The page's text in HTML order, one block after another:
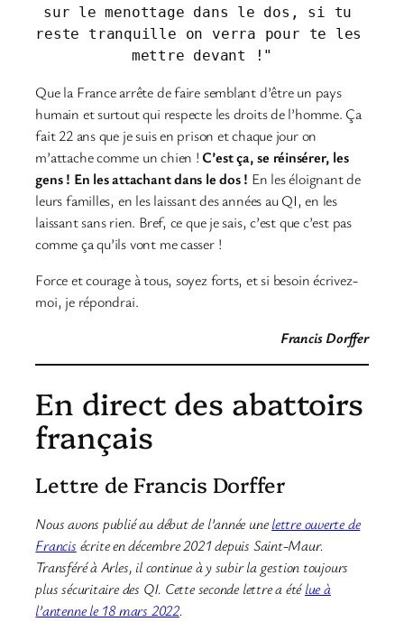
sur le menottage dans le dos, si tu
reste tranquille on verra pour te les
mettre devant !"
Que la France arrête de faire semblant d’être un pays
humain et surtout qui respecte les droits de l’homme. Ça
fait 22 ans que je suis en prison et chaque jour on
m’attache comme un chien !C’est ça, se réinsérer, les
gens ! En les attachant dans le dos ! En les éloignant de
leurs familles, en les laissant des années au QI, en les
laissant sans rien. Bref, ce que je sais, c’est que c’est pas
comme ça qu’ils vont me casser !
Force et courage à tous, soyez forts, et si besoin écrivez-
moi, je répondrai.
Francis Dorffer
En direct des abattoirs
français
Lettre de Francis Dorffer
Nous avons publié au début de l’année unelettre ouverte de
Francis écrite en décembre 2021 depuis Saint-Maur.
Transféré à Arles, il continue à y subir la gestion toujours
plus sécuritaire des QI. Cette seconde lettre a étélue à
l’antenne le 18 mars 2022.